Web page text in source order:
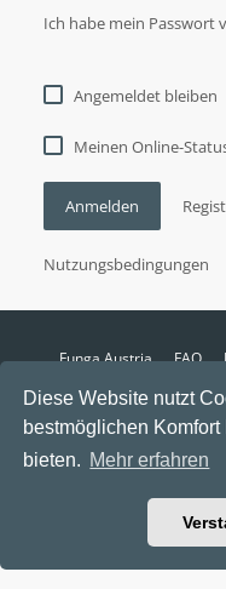
Diese Website nutzt
bestmöglichen
bieten. Mehr erfahren
Ich habe mein Passwort
Angemeldet bleiben
Meinen Online-
Anmelden
Nutzungsbedingungen
Funga Austria FAQ
Alle
Aktuelle
Powered byphpBB